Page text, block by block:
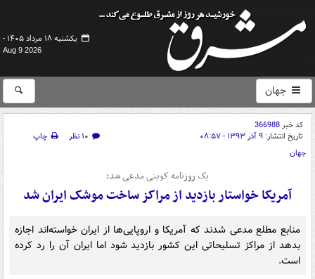
یکشنبه ۱۸ مرداد ۱۴۰۵ -
Aug 9 2026
جهان
کد خبر366988
تاریخ انتشار: ۹ آذر ۱۳۹۳ - ۰۸:۵۷ ۱۰ نظر
چاپ
جهان
یک روزنامه کویتی مدعی شد:
آمریکا خواستار بازدید از مراکز ساخت موشک ایران شد
منابع مطلع مدعی شدند که آمریکا و اروپایی‌ها از ایران خواسته‌اند اجازه
بدهد از مراکز تسلیحاتی این کشور بازدید شود اما ایران آن را رد کرده
است.